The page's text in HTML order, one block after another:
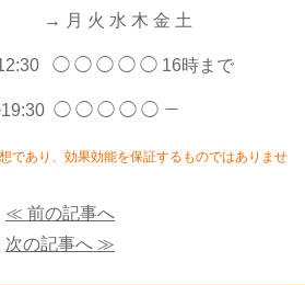
火 水 木 金 土
◯ ◯ ◯ ◯ 16時まで
◯ ◯ ◯ ◯ ◯ －
であり、効果効能を保証するものではありませ
≪ 前の記事へ
次の記事へ ≫